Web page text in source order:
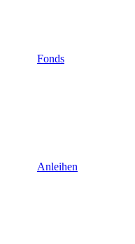
Fonds
Anleihen